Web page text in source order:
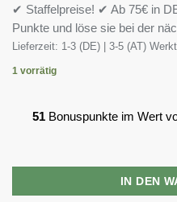
✔ Staffelpreise! ✔ Ab 75€ in
Punkte und löse sie bei der
Lieferzeit: 1-3 (DE) | 3-5 (AT)
1 vorrätig
51 Bonuspunkte im Wert
IN DEN